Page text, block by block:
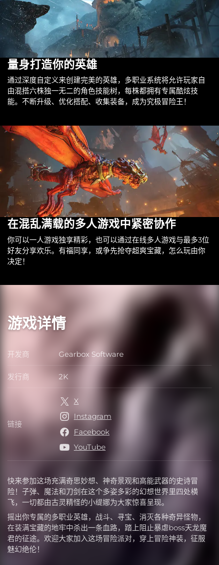
量身打造你的英雄
通过深度自定义来创建完美的英雄，多职业系统将允许玩家自
由混搭六株独一无二的角色技能树，每株都拥有专属酷炫技
能。不断升级、优化搭配、收集装备，成为究极冒险王！
在混乱满载的多人游戏中紧密协作
你可以一人游戏独享精彩，也可以通过在线多人游戏与最多3位
好友分享欢乐。有福同享，或争先抢夺超爽宝藏，怎么玩由你
决定！
游戏详情
快来参加这场充满奇思妙想、神奇景观和高能武器的史诗冒
险！子弹、魔法和刀剑在这个多姿多彩的幻想世界里四处横
飞，一切都由古灵精怪的小缇娜为大家惊喜呈现。
摇出你专属的多职业英雄，战斗、寻宝、消灭各种奇异怪物，
在装满宝藏的地牢中杀出一条血路，踏上阻止暴虐boss天龙魔
君的征途。欢迎大家加入这场冒险派对，穿上冒险神装，征服
魅幻绝伦！
开发商 开发商
Gearbox Software
发行商 发行商
2K
链接 链接
X
Instagram
Facebook
YouTube